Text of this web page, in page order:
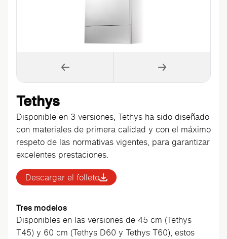
Tethys
Disponible en 3 versiones, Tethys ha sido diseñado
con materiales de primera calidad y con el máximo
respeto de las normativas vigentes, para garantizar
excelentes prestaciones.
Descargar el folleto
Tres modelos
Disponibles en las versiones de 45 cm (Tethys
T45) y 60 cm (Tethys D60 y Tethys T60), estos